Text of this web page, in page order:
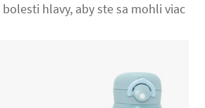
hlavy, aby ste sa mohli viac